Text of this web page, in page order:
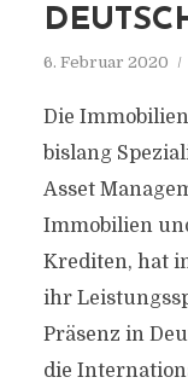
6. Februar 2020
Die
bislang
Asset
Immobilien
Krediten, hat
ihr
Präsenz in
die